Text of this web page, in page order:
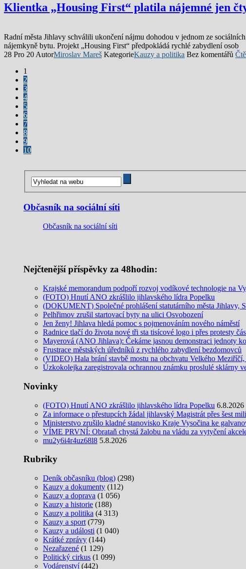
Klientka „Housing First“ platila nájemné jen
Radní města Jihlavy schválili ukončení nájmu dohodou v jednom ze
nájemkyně bytu. Projekt „Housing First“ předpokládá rychlé zabydlení osob
28 Pro 20 AutorMiroslav Mareš KategorieKauzy a politika Bez komentářů
1
2
3
4
5
6
7
8
9
10
Občasník na sociální síti
Občasník na sociální síti
Nejčtenější příspěvky za 48hodin:
Krajské memorandum podpoří rozvoj vodíkové technologie na
(FOTO) Hnutí ANO zkrášlilo jihlavského lídra Popelku
(DOKUMENT) Společné prohlášení statutárního města Jihlavy,
Pelhřimov zrušil startovací byty na ulici Osvobození
Jen ženy! Jihlava hledá pomoc s pojmenováním nového náměstí
Radnice tlačí do života nové tři sta tisícové logo i přes protesty
Mayerová (ANO Jihlava): Čekáme jasnou demonstraci jednoty
Frustrace městských úředníků z rychlého zabydlení bezdomovců
(VIDEO) Hala brání stavbě mostu na obchvatu Velkého Meziříčí,
Úzkokolejka zaregistrovala ochrannou známku proslulé sklárny
Novinky
(FOTO) Hnutí ANO zkrášlilo jihlavského lídra Popelku 6.8.2026
Za informace o přestupcích žádal jihlavský Magistrát přes šest
Ministerstvo zrušilo kladné stanovisko Kraje Vysočina ke
VÍME PRVNÍ: Obrataň chystá žalobu na vládu za vytyčení
mu2y6i4r4uz68l8 5.8.2026
Rubriky
Deník občasníku (blog) (298)
Kauzy a dokumenty (112)
Kauzy a doprava (1 056)
Kauzy a historie (188)
Kauzy a politika (4 313)
Kauzy a sport (779)
Kauzy a události (1 040)
Krátké zprávy (144)
Nezařazené (1 129)
Politický cirkus (1 099)
Vodárenství(442)